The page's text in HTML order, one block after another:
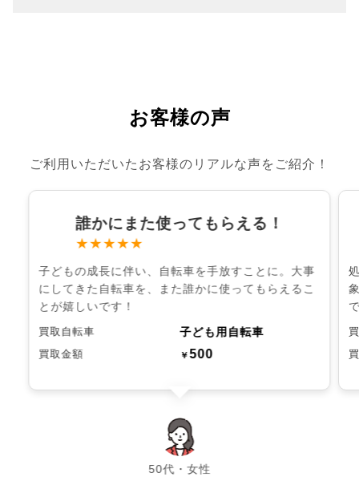
お客様の声
ご利用いただいたお客様のリアルな声をご紹介！
誰かにまた使ってもらえる！
★★★★★
子どもの成長に伴い、自転車を手放すことに。大事
にしてきた自転車を、また誰かに使ってもらえるこ
とが嬉しいです！
買取自転車 子ども用自転車
買取金額 ￥500
50代・女性
chevron_left chevron_right